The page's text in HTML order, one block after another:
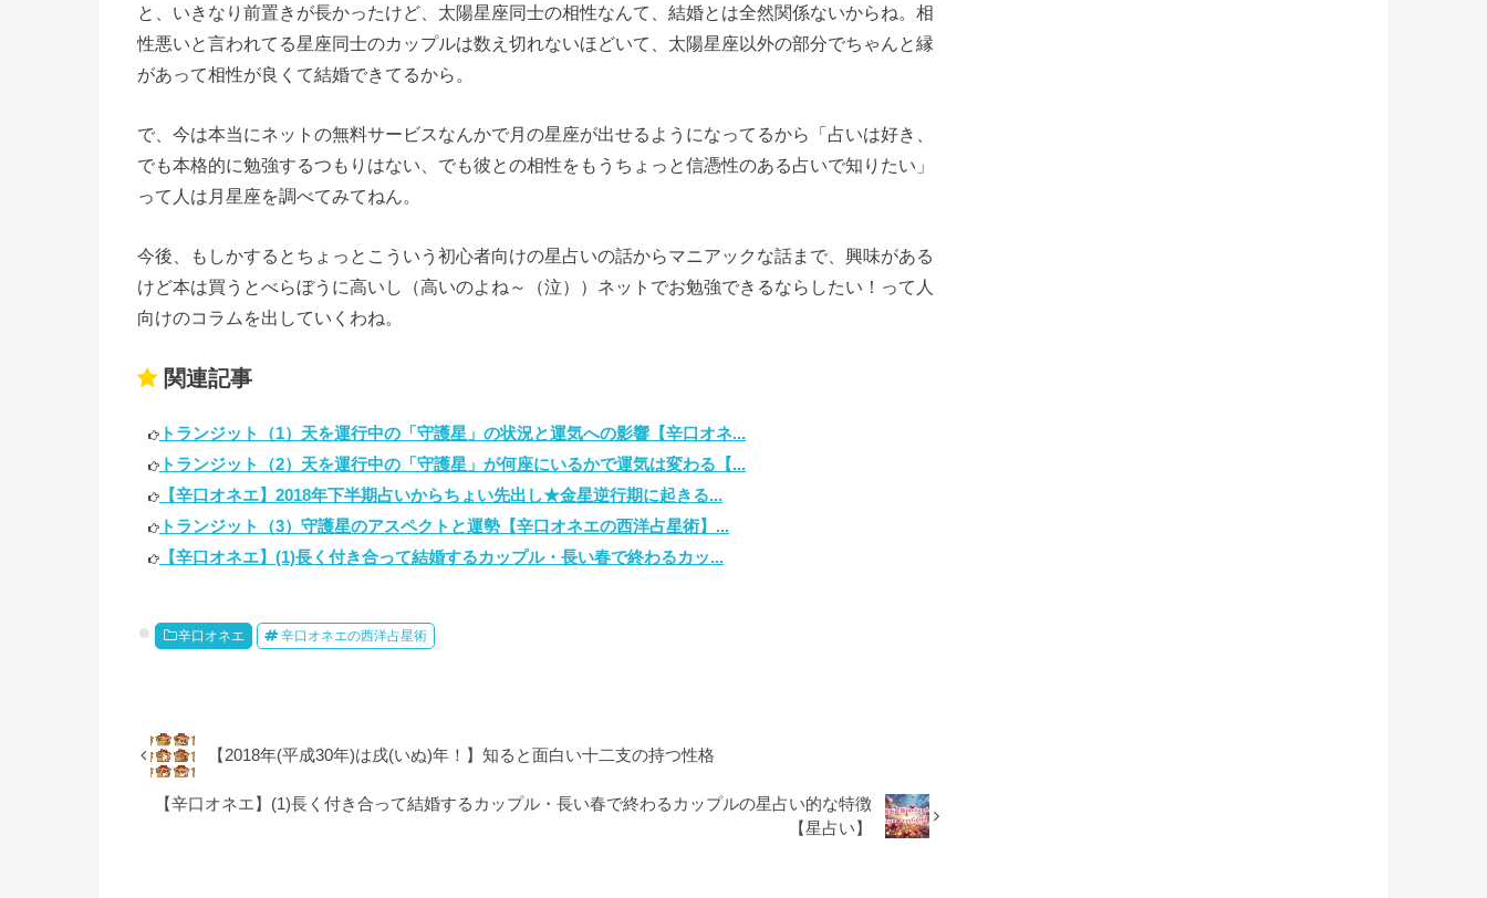
と、いきなり前置きが長かったけど、太陽星座同士の相性なんて、結婚とは全然関係ないからね。相
性悪いと言われてる星座同士のカップルは数え切れないほどいて、太陽星座以外の部分でちゃんと縁
があって相性が良くて結婚できてるから。
で、今は本当にネットの無料サービスなんかで月の星座が出せるようになってるから「占いは好き、
でも本格的に勉強するつもりはない、でも彼との相性をもうちょっと信憑性のある占いで知りたい」
って人は月星座を調べてみてねん。
今後、もしかするとちょっとこういう初心者向けの星占いの話からマニアックな話まで、興味がある
けど本は買うとべらぼうに高いし（高いのよね～（泣））ネットでお勉強できるならしたい！って人
向けのコラムを出していくわね。
関連記事
トランジット（1）天を運行中の「守護星」の状況と運気への影響【辛口オネ...
トランジット（2）天を運行中の「守護星」が何座にいるかで運気は変わる【...
【辛口オネエ】2018年下半期占いからちょい先出し★金星逆行期に起きる...
トランジット（3）守護星のアスペクトと運勢【辛口オネエの西洋占星術】...
【辛口オネエ】(1)長く付き合って結婚するカップル・長い春で終わるカッ...
辛口オネエ 辛口オネエの西洋占星術
【2018年(平成30年)は戌(いぬ)年！】知ると面白い十二支の持つ性格
【辛口オネエ】(1)長く付き合って結婚するカップル・長い春で終わるカップルの星占い的な特徴
【星占い】